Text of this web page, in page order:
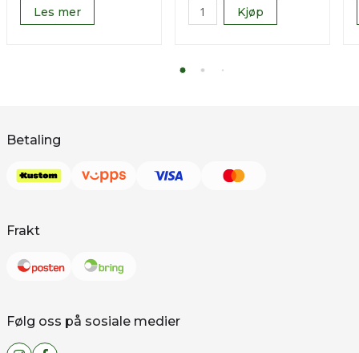
Les mer Kjøp
Betaling
Frakt
Følg oss på sosiale medier